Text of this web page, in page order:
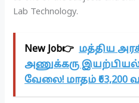
Lab Technology.
New Job👉 மத்திய
அணுக்கரு இயற்பியல்
வேலை! மாதம்